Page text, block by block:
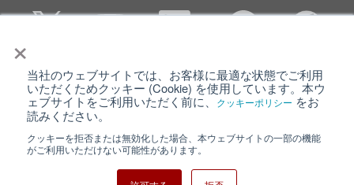
×
当社のウェブサイトでは、お客様に最適な状態でご利用
いただくためクッキー (Cookie) を使用しています。本ウ
ェブサイトをご利用いただく前に、
クッキーポリシー をお
読みください。
クッキーを拒否または無効化した場合、本ウェブサイトの一部の機能
がご利用いただけない可能性があります。
個人情報保護について ウェブサイト利用規約
クッキーポリシー
日清紡ホールディングス